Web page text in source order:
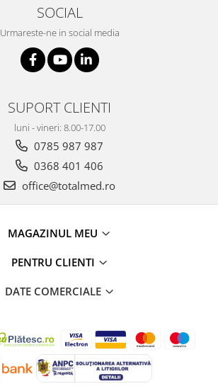
SOCIAL
Urmareste-ne in social media
SUPORT CLIENTI
luni - vineri: 8.00-17.00
0785 987 987
0368 401 406
office@totalmed.ro
MAGAZINUL MEU
PENTRU CLIENTI
DATE COMERCIALE